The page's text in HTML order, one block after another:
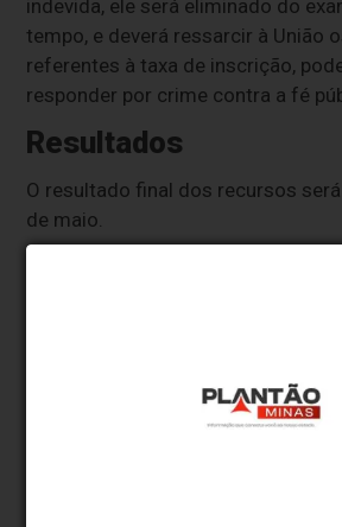
indevida, ele será eliminado do
tempo, e deverá ressarcir à União
referentes à taxa de inscrição,
responder por crime contra a fé
Resultados
O resultado final dos recursos
de maio.
isenção de pagamento da taxa